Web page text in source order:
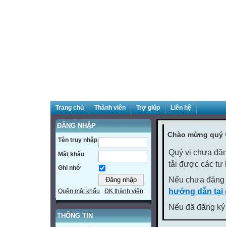
Trang chủ Thành viên Trợ giúp Liên hệ
ĐĂNG NHẬP
Tên truy nhập
Mật khẩu
Ghi nhớ
Quên mật khẩu ĐK thành viên
THÔNG TIN
Chào mừng
Quý vị chưa
tải được các tư
Nếu chưa
hướng dẫn tại
Nếu đã đăng